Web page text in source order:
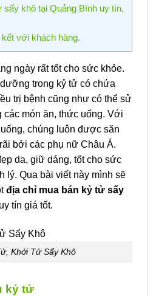
khô tại Quảng Bình uy tín,
với khách hàng.
ngày rất tốt cho sức khỏe.
trong kỷ tử có chứa
trị bệnh cũng như có thể sử
các món ăn, thức uống. Với
chúng luôn được săn
bởi các phụ nữ Châu Á.
da, giữ dáng, tốt cho sức
lý. Qua bài viết này mình sẽ
địa chỉ mua bán kỷ tử sấy
uy tín giá tốt.
Khởi Tử Sấy Khô
kỷ tử